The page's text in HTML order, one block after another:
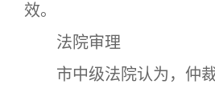
效。
法院审理
市中级法院认为，仲裁